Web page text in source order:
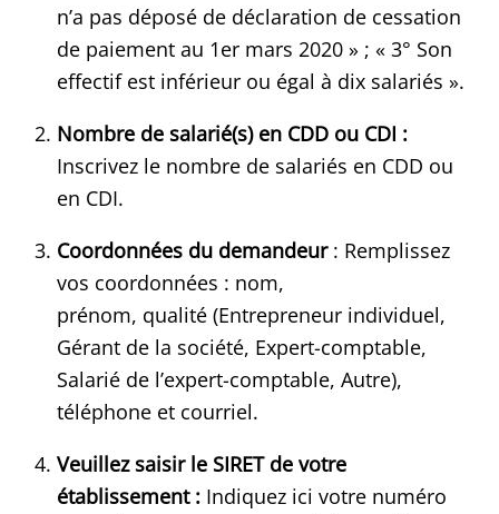
n’a pas déposé de déclaration de cessation
de paiement au 1er mars 2020 » ; « 3° Son
effectif est inférieur ou égal à dix salariés ».
Nombre de salarié(s) en CDD ou CDI :
Inscrivez le nombre de salariés en CDD ou
en CDI.
Coordonnées du demandeur: Remplissez
vos coordonnées : nom,
prénom, qualité (Entrepreneur individuel,
Gérant de la société, Expert-comptable,
Salarié de l’expert-comptable, Autre),
téléphone et courriel.
Veuillez saisir le SIRET de votre
établissement : Indiquez ici votre numéro